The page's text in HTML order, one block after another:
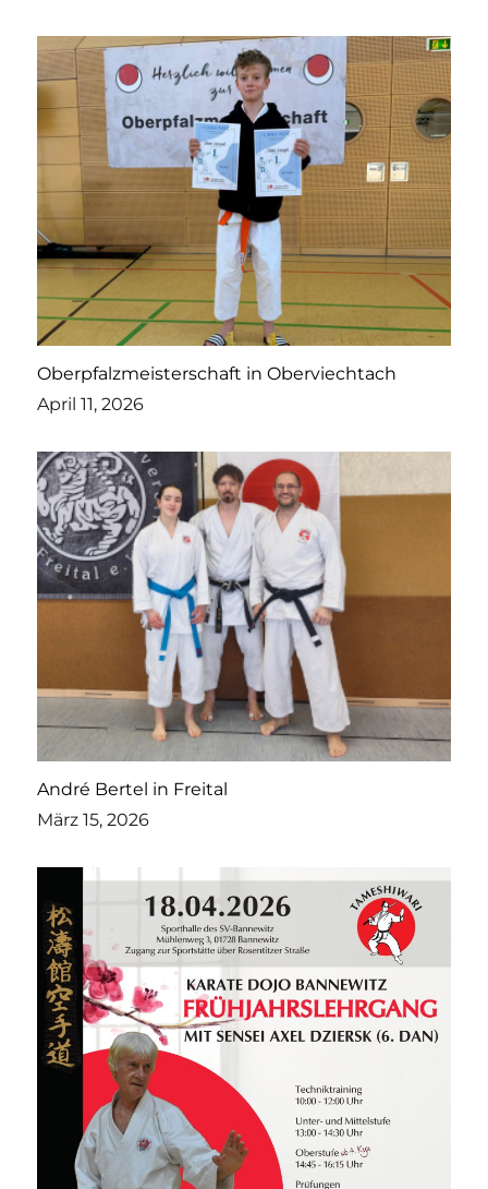
Oberpfalzmeisterschaft in Oberviechtach
April 11, 2026
André Bertel in Freital
März 15, 2026